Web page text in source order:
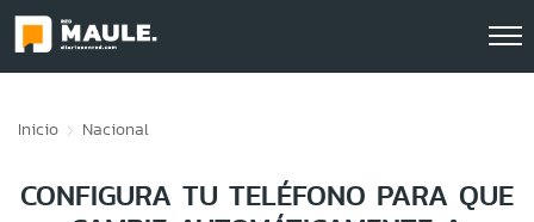
Inicio Nacional
CONFIGURA TU TELÉFONO PARA QUE